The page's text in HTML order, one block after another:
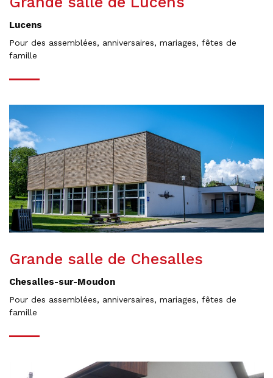
Lucens
Pour des assemblées, anniversaires, mariages, fêtes de
famille
Grande salle de Chesalles
Chesalles-sur-Moudon
Pour des assemblées, anniversaires, mariages, fêtes de
famille